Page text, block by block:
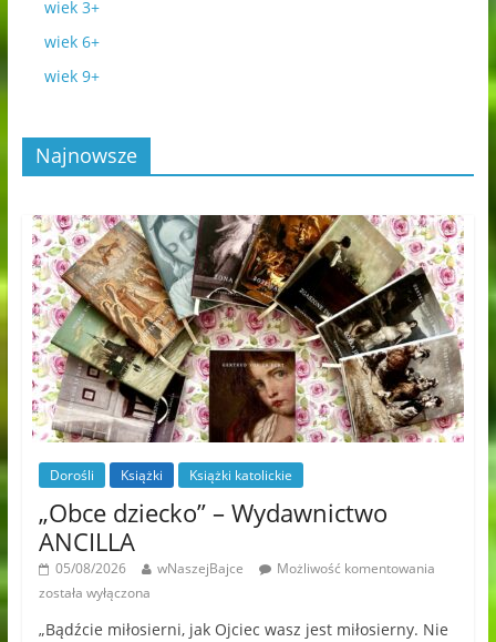
wiek 3+
wiek 6+
wiek 9+
Najnowsze
Dorośli Książki Książki katolickie
„Obce dziecko” – Wydawnictwo
ANCILLA
05/08/2026 wNaszejBajce
Możliwość komentowania
została wyłączona
„Bądźcie miłosierni, jak Ojciec wasz jest miłosierny. Nie